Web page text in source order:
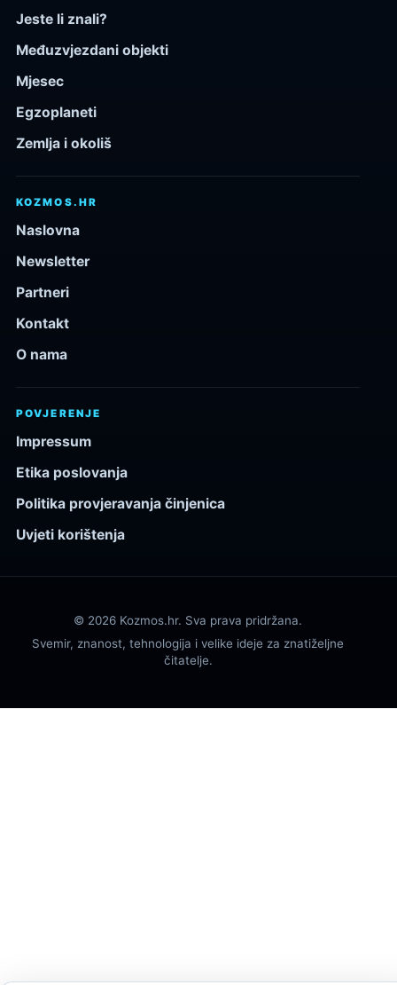
Jeste li znali?
Međuzvjezdani objekti
Mjesec
Egzoplaneti
Zemlja i okoliš
KOZMOS.HR
Naslovna
Newsletter
Partneri
Kontakt
O nama
POVJERENJE
Impressum
Etika poslovanja
Politika provjeravanja činjenica
Uvjeti korištenja
© 2026 Kozmos.hr. Sva prava pridržana.
Svemir, znanost, tehnologija i velike ideje za znatiželjne
čitatelje.